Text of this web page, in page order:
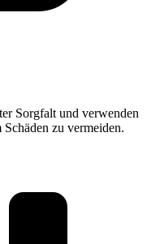
Sorgfalt und verwenden
zu vermeiden.